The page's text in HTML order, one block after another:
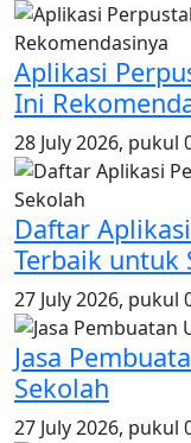
Aplikasi
Ini
28 July 2026, pukul
Daftar
Terbaik untuk
27 July 2026, pukul
Jasa
Sekolah
27 July 2026, pukul